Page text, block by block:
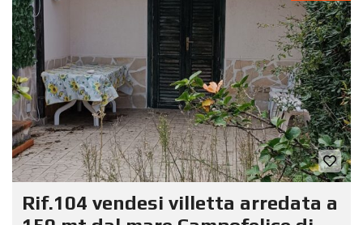
Rif.104 vendesi villetta arredata a